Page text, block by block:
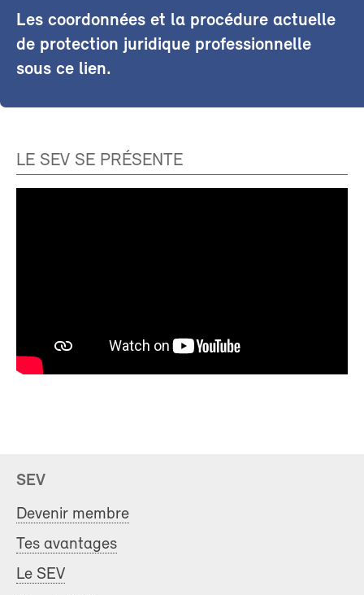
Les coordonnées et la procédure actuelle
de protection juridique professionnelle
sous ce lien.
LE SEV SE PRÉSENTE
SEV
Devenir membre
Tes avantages
Le SEV